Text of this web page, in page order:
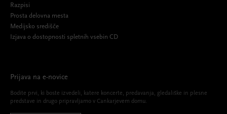
Razpisi
Prosta delovna mesta
Medijsko središče
Izjava o dostopnosti spletnih vsebin CD
Prijava na e-novice
Bodite prvi, ki boste izvedeli, katere koncerte, predavanja, gledališke in plesne
predstave in drugo pripravljamo v Cankarjevem domu.